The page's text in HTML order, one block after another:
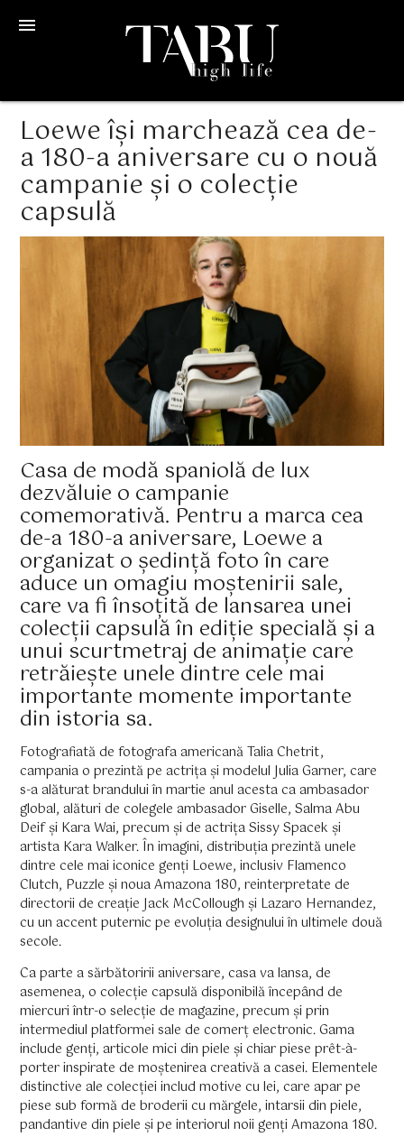
menu
Loewe își marchează cea de-
a 180-a aniversare cu o nouă
campanie și o colecție
capsulă
Casa de modă spaniolă de lux
dezvăluie o campanie
comemorativă. Pentru a marca cea
de-a 180-a aniversare, Loewe a
organizat o ședință foto în care
aduce un omagiu moștenirii sale,
care va fi însoțită de lansarea unei
colecții capsulă în ediție specială și a
unui scurtmetraj de animație care
retrăiește unele dintre cele mai
importante momente importante
din istoria sa.
Fotografiată de fotografa americană Talia Chetrit,
campania o prezintă pe actrița și modelul Julia Garner, care
s-a alăturat brandului în martie anul acesta ca ambasador
global, alături de colegele ambasador Giselle, Salma Abu
Deif și Kara Wai, precum și de actrița Sissy Spacek și
artista Kara Walker. În imagini, distribuția prezintă unele
dintre cele mai iconice genți Loewe, inclusiv Flamenco
Clutch, Puzzle și noua Amazona 180, reinterpretate de
directorii de creație Jack McCollough și Lazaro Hernandez,
cu un accent puternic pe evoluția designului în ultimele două
secole.
Ca parte a sărbătoririi aniversare, casa va lansa, de
asemenea, o colecție capsulă disponibilă începând de
miercuri într-o selecție de magazine, precum și prin
intermediul platformei sale de comerț electronic. Gama
include genți, articole mici din piele și chiar piese prêt-à-
porter inspirate de moștenirea creativă a casei. Elementele
distinctive ale colecției includ motive cu lei, care apar pe
piese sub formă de broderii cu mărgele, intarsii din piele,
pandantive din piele și pe interiorul noii genți Amazona 180.